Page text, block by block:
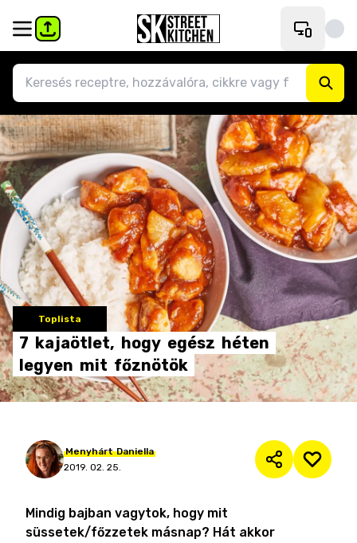
Toplista
7 kajaötlet, hogy egész héten
legyen mit főznötök
Menyhárt Daniella
2019. 02. 25.
Mindig bajban vagytok, hogy mit
süssetek/főzzetek másnap? Hát akkor